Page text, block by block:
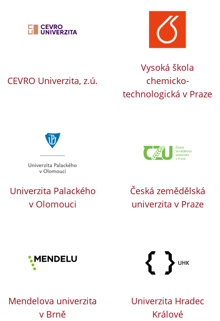
CEVRO Univerzita, z.ú.
Vysoká škola
chemicko-
technologická v Praze
Univerzita Palackého
v Olomouci
Česká zemědělská
univerzita v Praze
Mendelova univerzita
v Brně
Univerzita Hradec
Králové